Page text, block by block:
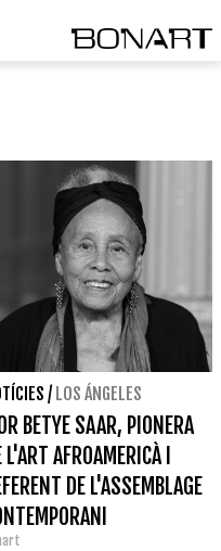
/ LOS ÁNGELES
BETYE SAAR, PIONERA
L'ART AFROAMERICÀ I
DE L'ASSEMBLAGE